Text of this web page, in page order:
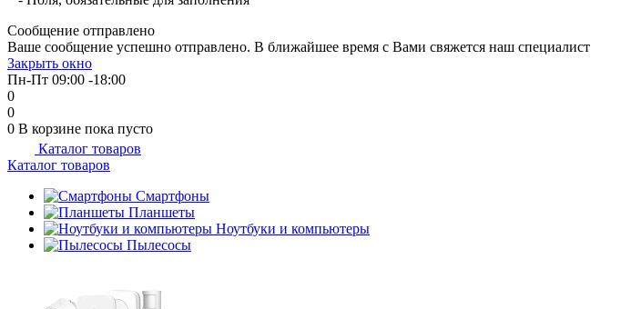
Сообщение отправлено
Ваше сообщение успешно отправлено. В ближайшее время с Вами свяжется наш специалист
Закрыть окно
Пн-Пт 09:00 -18:00
0
0
0 В корзине пока пусто
Каталог товаров
Каталог товаров
Смартфоны
Планшеты
Ноутбуки и компьютеры
Пылесосы
25% картой любого банка